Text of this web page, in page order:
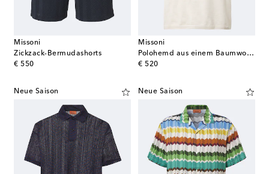
Missoni
Zickzack-Bermudashorts
€ 550
original price
Missoni
Polohemd aus einem Baumwollgemisch
€ 520
original price
Neue Saison Neue Saison